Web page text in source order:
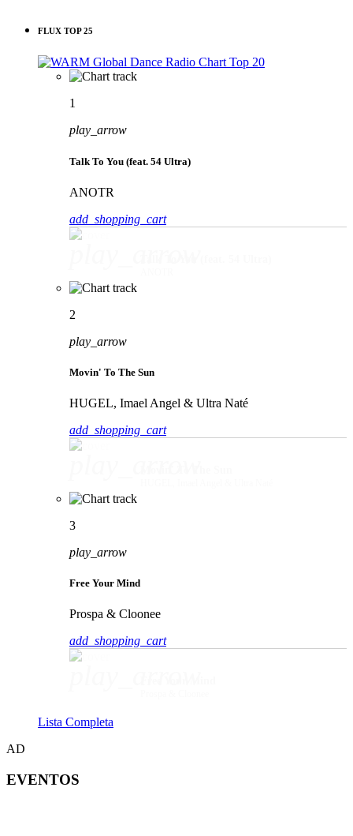
FLUX TOP 25
1
play_arrow
Talk To You (feat. 54 Ultra)
ANOTR
add_shopping_cart
2
play_arrow
Movin' To The Sun
HUGEL, Imael Angel & Ultra Naté
add_shopping_cart
3
play_arrow
Free Your Mind
Prospa & Cloonee
add_shopping_cart
Lista Completa
AD
EVENTOS